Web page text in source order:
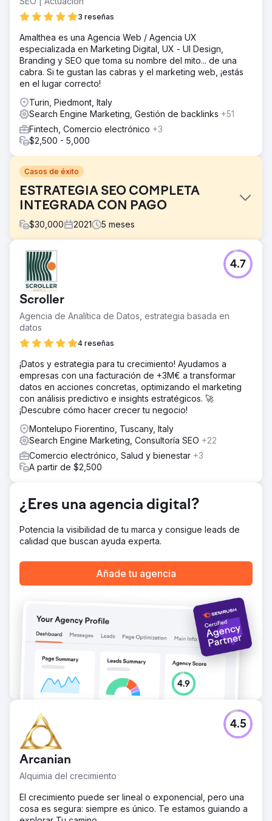
3 reseñas
Amalthea es una Agencia Web / Agencia UX
especializada en Marketing Digital, UX - UI Design,
Branding y SEO que toma su nombre del mito... de una
cabra. Si te gustan las cabras y el marketing web, ¡estás
en el lugar correcto!
Turin, Piedmont, Italy
Search Engine Marketing, Gestión de backlinks +51
Fintech, Comercio electrónico +3
$2,500 - 5,000
Casos de éxito
ESTRATEGIA SEO COMPLETA
INTEGRADA CON PAGO
$30,000 2021 5 meses
El reto
Mejorar la visibilidad orgánica general y el tráfico
orgánico al sitio; evitar pérdidas de tráfico durante y
después de la migración; aumentar el número de
resultados en la posición 0 del sitio web; mejorar la
visibilidad orgánica de las palabras clave objetivo
seleccionadas en un 5 %; aumentar el número de clics
orgánicos en un 20 % y las sesiones orgánicas en un 23
%. En sinergia entre SEO y medios digitales de pago:
optimizar las inversiones y el coste por conversión.
La solución
Optimizaciones técnicas y de contenido; migración de
sitios web y subdominios; optimización de más de 20
páginas transaccionales; creación de más de 30 páginas
con optimización SEO. Campaña SEO off-page en 7
landing pages optimizadas y publicación de 44
contenidos con enlaces dofollow.
El resultado
RESULTADOS FUERA DE SITE: +30% de clics en
búsquedas segmentadas, +35% de sesiones orgánicas y
+128% de conversiones en la campaña de TikTok Ads
para páginas optimizadas para SEO, en comparación con
CPA en campañas DSA de Google Ads en páginas
optimizadas para SEO, en comparación con campañas
Ir a la página de la agencia
Scroller
Agencia de Analítica de Datos, estrategia basada en
datos
4 reseñas
4.7
¡Datos y estrategia para tu crecimiento! Ayudamos a
empresas con una facturación de +3M€ a transformar
datos en acciones concretas, optimizando el marketing
con análisis predictivo e insights estratégicos. 🚀
¡Descubre cómo hacer crecer tu negocio!
Montelupo Fiorentino, Tuscany, Italy
Search Engine Marketing, Consultoría SEO +22
Comercio electrónico, Salud y bienestar +3
A partir de $2,500
¿Eres una agencia digital?
Potencia la visibilidad de tu marca y consigue leads de
calidad que buscan ayuda experta.
Añade tu agencia
Arcanian
Alquimia del crecimiento
4.5
El crecimiento puede ser lineal o exponencial, pero una
cosa es segura: siempre es único. Te estamos guiando a